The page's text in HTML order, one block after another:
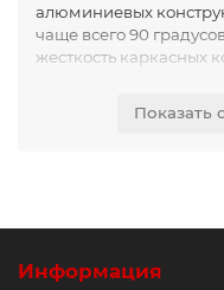
алюминиевых
чаще всего 90
жесткость каркасных
элементов профиля и
автоматизированных
Показать
Информация